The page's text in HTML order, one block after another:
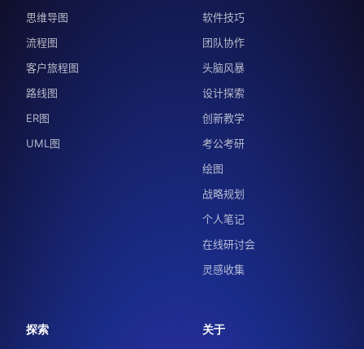
思维导图
流程图
客户旅程图
路线图
ER图
UML图
软件技巧
团队协作
头脑风暴
设计探索
创新教学
考公考研
绘图
战略规划
个人笔记
在线研讨会
灵感收集
探索 关于